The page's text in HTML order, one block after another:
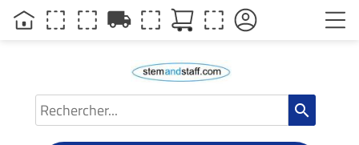
search
local_shipping